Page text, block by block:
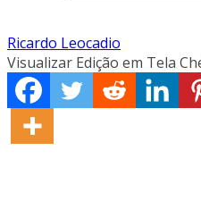
Ricardo Leocadio
Visualizar Edição em Tela